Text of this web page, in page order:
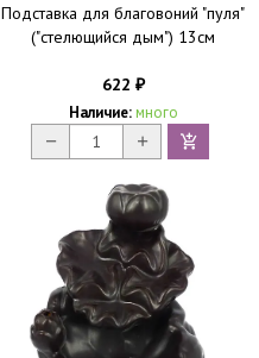
Подставка для благовоний "пуля"
("стелющийся дым") 13см
622 ₽
Наличие: много